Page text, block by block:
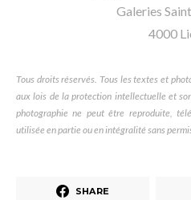
Galeries
4000
Tous droits réservés. Tous les textes et
aux lois de la protection intellectuelle et
photographie ne peut être reproduite,
utilisée en partie ou en intégralité sans
SHARE